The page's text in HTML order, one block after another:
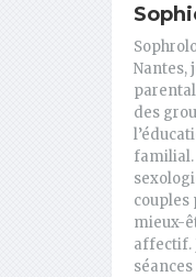
Nantes,
des
couples
mieux-
affectif.